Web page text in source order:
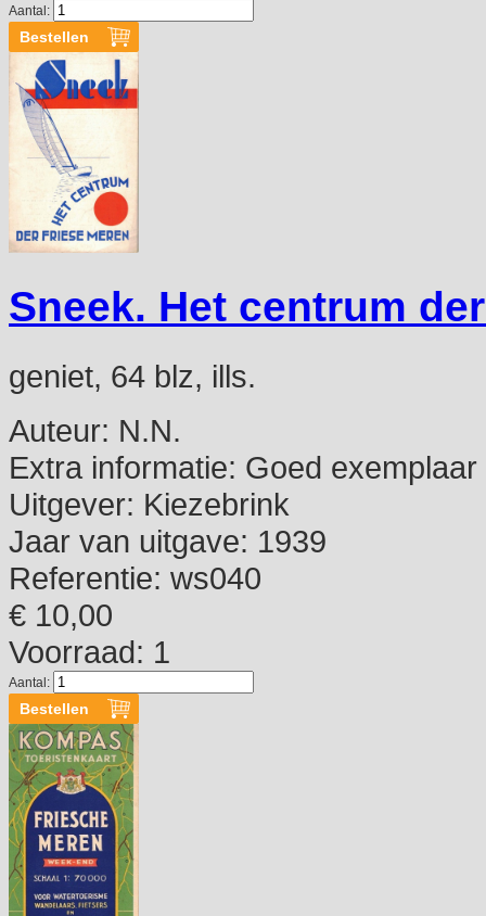
Aantal:
Sneek. Het centrum
geniet, 64 blz, ills.
Auteur: N.N.
Extra informatie: Goed exemplaar
Uitgever: Kiezebrink
Jaar van uitgave: 1939
Referentie: ws040
€ 10,00
Voorraad: 1
Aantal: